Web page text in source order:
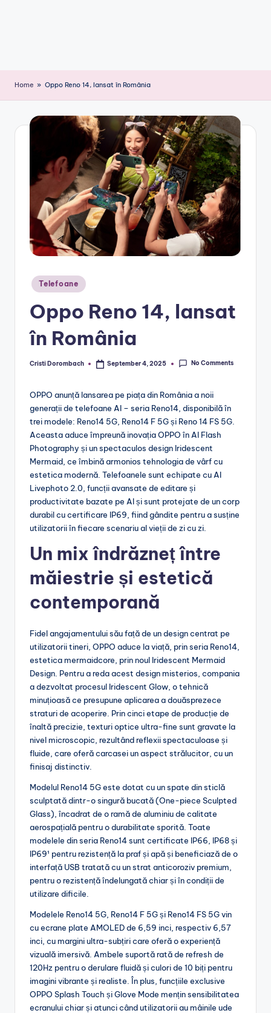
Home » Oppo Reno 14, lansat în România
Posted
in
Telefoane
Oppo Reno 14, lansat
în România
Posted
Cristi Dorombach September 4, 2025 No Comments
OPPO anunță lansarea pe piața din România a noii
generații de telefoane AI – seria Reno14, disponibilă în
trei modele: Reno14 5G, Reno14 F 5G și Reno 14 FS 5G.
Aceasta aduce împreună inovația OPPO în AI Flash
Photography și un spectaculos design Iridescent
Mermaid, ce îmbină armonios tehnologia de vârf cu
estetica modernă. Telefoanele sunt echipate cu AI
Livephoto 2.0, funcții avansate de editare și
productivitate bazate pe AI și sunt protejate de un corp
durabil cu certificare IP69, fiind gândite pentru a susține
utilizatorii în fiecare scenariu al vieții de zi cu zi.
Un mix îndrăzneț între
măiestrie și estetică
contemporană
Fidel angajamentului său față de un design centrat pe
utilizatorii tineri, OPPO aduce la viață, prin seria Reno14,
estetica mermaidcore, prin noul Iridescent Mermaid
Design. Pentru a reda acest design misterios, compania
a dezvoltat procesul Iridescent Glow, o tehnică
minuțioasă ce presupune aplicarea a douăsprezece
straturi de acoperire. Prin cinci etape de producție de
înaltă precizie, texturi optice ultra-fine sunt gravate la
nivel microscopic, rezultând reflexii spectaculoase și
fluide, care oferă carcasei un aspect strălucitor, cu un
finisaj distinctiv.
Modelul Reno14 5G este dotat cu un spate din sticlă
sculptată dintr-o singură bucată (One-piece Sculpted
Glass), încadrat de o ramă de aluminiu de calitate
aerospațială pentru o durabilitate sporită. Toate
modelele din seria Reno14 sunt certificate IP66, IP68 și
IP69¹ pentru rezistență la praf și apă și beneficiază de o
interfață USB tratată cu un strat anticoroziv premium,
pentru o rezistență îndelungată chiar și în condiții de
utilizare dificile.
Modelele Reno14 5G, Reno14 F 5G și Reno14 FS 5G vin
cu ecrane plate AMOLED de 6,59 inci, respectiv 6,57
inci, cu margini ultra-subțiri care oferă o experiență
vizuală imersivă. Ambele suportă rată de refresh de
120Hz pentru o derulare fluidă și culori de 10 biți pentru
imagini vibrante și realiste. În plus, funcțiile exclusive
OPPO Splash Touch și Glove Mode mențin sensibilitatea
ecranului chiar și atunci când utilizatorii au mâinile ude